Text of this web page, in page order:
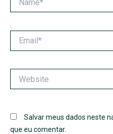
Salvar meus dados neste
que eu comentar.